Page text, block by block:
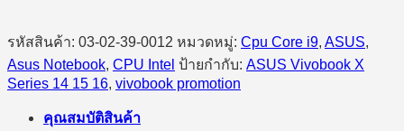
รหัสสินค้า: 03-02-39-0012 หมวดหมู่: Cpu Core i9, ASUS,
Asus Notebook, CPU Intel ป้ายกำกับ: ASUS Vivobook X
Series 14 15 16, vivobook promotion
คุณสมบัติสินค้า